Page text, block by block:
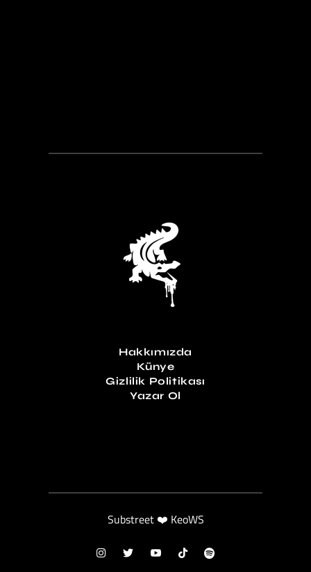
Hakkımızda
Künye
Gizlilik Politikası
Yazar Ol
Substreet ❤️ KeoWS